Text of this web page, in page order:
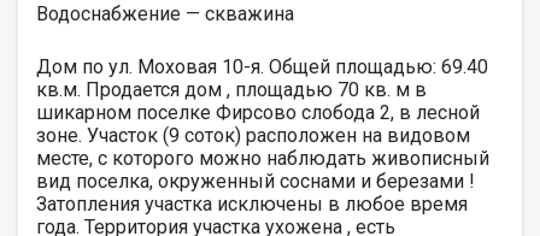
Водоснабжение — скважина
Дом по ул. Моховая 10-я. Общей площадью: 69.40
кв.м. Продается дом , площадью 70 кв. м в
шикарном поселке Фирсово слобода 2, в лесной
зоне. Участок (9 соток) расположен на видовом
месте, с которого можно наблюдать живописный
вид поселка, окруженный соснами и березами !
Затопления участка исключены в любое время
года. Территория участка ухожена , есть